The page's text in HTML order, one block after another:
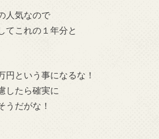
人気なので
てこれの１年分と
円という事になるな！
したら確実に
うだがな！